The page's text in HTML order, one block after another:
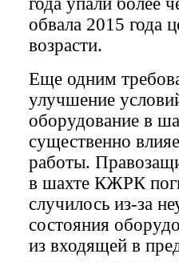
обвала 2015 года
возрасти.
Еще одним
улучшение
оборудование в
существенно
работы.
в шахте КЖРК
случилось из-за
состояния
из входящей в